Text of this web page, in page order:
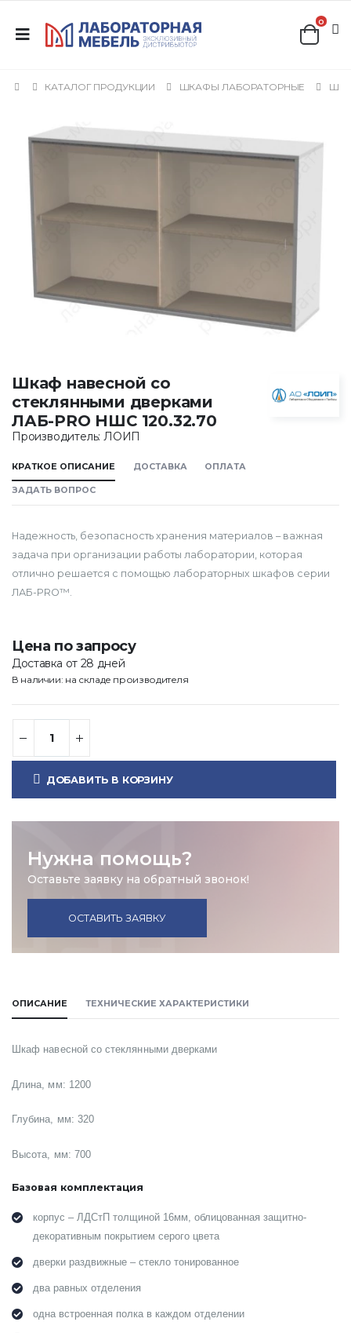
0
КАТАЛОГ ПРОДУКЦИИ ШКАФЫ ЛАБОРАТОРНЫЕ
Шкаф навесной со
стеклянными дверками
ЛАБ-PRO НШС 120.32.70
Производитель: ЛОИП
КРАТКОЕ ОПИСАНИЕ ДОСТАВКА ОПЛАТА
ЗАДАТЬ ВОПРОС
Надежность, безопасность хранения материалов – важная
задача при организации работы лаборатории, которая
отлично решается с помощью лабораторных шкафов серии
ЛАБ-PRO™.
Цена по запросу
Доставка от 28 дней
В наличии: на складе производителя
ДОБАВИТЬ В КОРЗИНУ
Нужна помощь?
Оставьте заявку на обратный звонок!
ОСТАВИТЬ ЗАЯВКУ
ОПИСАНИЕ ТЕХНИЧЕСКИЕ ХАРАКТЕРИСТИКИ
Шкаф навесной со стеклянными дверками
Длина, мм: 1200
Глубина, мм: 320
Высота, мм: 700
Базовая комплектация
корпус – ЛДСтП толщиной 16мм, облицованная защитно-
декоративным покрытием серого цвета
дверки раздвижные – стекло тонированное
два равных отделения
одна встроенная полка в каждом отделении